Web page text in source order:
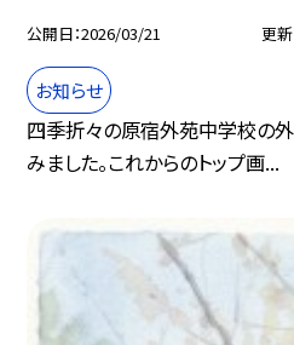
公開日 2026/03/21 更
お知らせ
四季折々の原宿外苑中学校の
みました。これからのトップ画...